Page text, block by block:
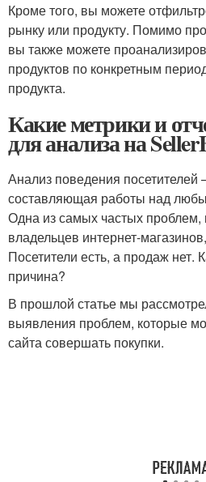
Кроме того, вы можете
рынку или продукту. Помимо
вы также можете
продуктов по конкретным
продукта.
Какие метрики и
для анализа на
Анализ поведения посетителей
составляющая работы над
Одна из самых частых
владельцев интернет-
Посетители есть, а продаж нет.
причина?
В прошлой статье мы
выявления проблем, которые
сайта совершать покупки.